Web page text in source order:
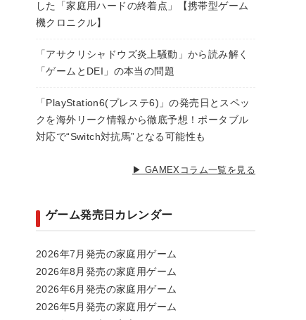
した「家庭用ハードの終着点」【携帯型ゲーム
機クロニクル】
「アサクリシャドウズ炎上騒動」から読み解く
「ゲームとDEI」の本当の問題
「PlayStation6(プレステ6)」の発売日とスペッ
クを海外リーク情報から徹底予想！ポータブル
対応で“Switch対抗馬”となる可能性も
▶ GAMEXコラム一覧を見る
ゲーム発売日カレンダー
2026年7月発売の家庭用ゲーム
2026年8月発売の家庭用ゲーム
2026年6月発売の家庭用ゲーム
2026年5月発売の家庭用ゲーム